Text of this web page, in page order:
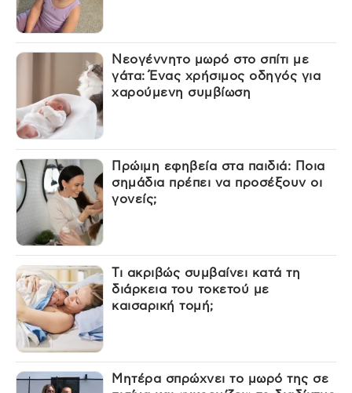
Νεογέννητο μωρό στο σπίτι με
γάτα: Ένας χρήσιμος οδηγός για
χαρούμενη συμβίωση
Πρώιμη εφηβεία στα παιδιά: Ποια
σημάδια πρέπει να προσέξουν οι
γονείς;
Τι ακριβώς συμβαίνει κατά τη
διάρκεια του τοκετού με
καισαρική τομή;
Μητέρα σπρώχνει το μωρό της σε